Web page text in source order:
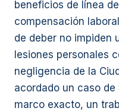
beneficios de línea
compensación
de deber no impiden
lesiones personales
negligencia de la
acordado un caso
marco exacto, un